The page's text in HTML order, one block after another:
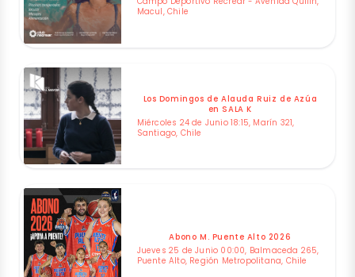
Macul, Chile
Los Domingos de Alauda Ruiz de Azúa
en SALA K
Miércoles 24 de Junio 18:15, Marín 321,
Santiago, Chile
Abono M. Puente Alto 2026
Jueves 25 de Junio 00:00, Balmaceda 265,
Puente Alto, Región Metropolitana, Chile